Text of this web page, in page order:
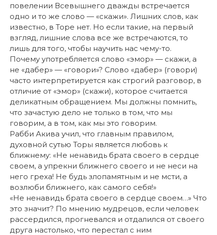
повелении Всевышнего дважды встречается
одно и то же слово — «скажи». Лишних слов, как
известно, в Торе нет. Но если такие, на первый
взгляд, лишние слова все же встречаются, то
лишь для того, чтобы научить нас чему-то.
Почему употребляется слово «эмор» — скажи, а
не «дабер» — «говори»? Слово «дабер» (говори)
часто интерпретируется как строгий разговор, в
отличие от «эмор» (скажи), которое считается
деликатным обращением. Мы должны помнить,
что зачастую дело не только в том, что мы
говорим, а в том, как мы это говорим.
Рабби Акива учил, что главным правилом,
духовной сутью Торы является любовь к
ближнему: «Не ненавидь брата своего в сердце
своем, а упрекни ближнего своего и не неси на
него греха! Не будь злопамятным и не мсти, а
возлюби ближнего, как самого себя!»
«Не ненавидь брата своего в сердце своем…» Что
это значит? По мнению мудрецов, если человек
рассердился, прогневался и отдалился от своего
друга настолько, что перестал с ним